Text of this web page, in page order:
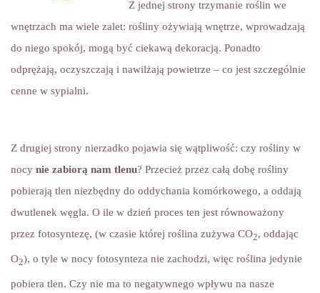
Z jednej strony trzymanie roślin we
wnętrzach ma wiele zalet: rośliny ożywiają wnętrze, wprowadzają
do niego spokój, mogą być ciekawą dekoracją. Ponadto
odprężają, oczyszczają i nawilżają powietrze – co jest szczególnie
cenne w sypialni.
Z drugiej strony nierzadko pojawia się wątpliwość: czy rośliny w
nocy nie zabiorą nam tlenu? Przecież przez całą dobę rośliny
pobierają tlen niezbędny do oddychania komórkowego, a oddają
dwutlenek węgla. O ile w dzień proces ten jest równoważony
przez fotosyntezę, (w czasie której roślina zużywa CO2, oddając
O2), o tyle w nocy fotosynteza nie zachodzi, więc roślina jedynie
pobiera tlen. Czy nie ma to negatywnego wpływu na nasze